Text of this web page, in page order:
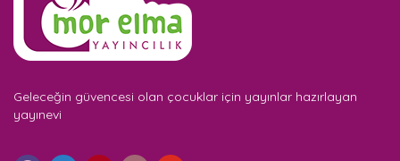
Geleceğin güvencesi olan çocuklar için yayınlar hazırlayan
yayınevi